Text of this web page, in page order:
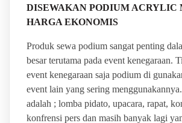
DISEWAKAN PODIUM
HARGA EKONOMIS
Produk sewa podium sangat penting
besar terutama pada event kenegaraan.
event kenegaraan saja podium di
event lain yang sering
adalah ; lomba pidato, upacara, rapat,
konfrensi pers dan masih banyak lagi